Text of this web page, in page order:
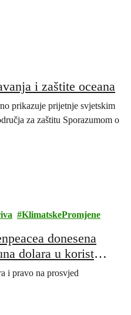
i zaštite oceana
prikazuje prijetnje svjetskim
za zaštitu Sporazumom o
KlimatskePromjene
donesena
dolara u korist
i pravo na prosvjed